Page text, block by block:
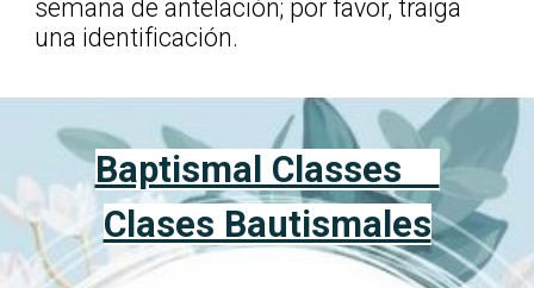
semana de antelación; por favor, traiga
una identificación.
Baptismal Classes
Clases Bautismales